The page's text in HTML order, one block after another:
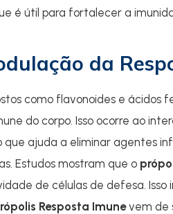
é útil para fortalecer a
da
como flavonoides e ácidos
do corpo. Isso ocorre ao
que ajuda a eliminar agentes
Estudos mostram que o
de células de defesa. Isso
Resposta Imunevem de